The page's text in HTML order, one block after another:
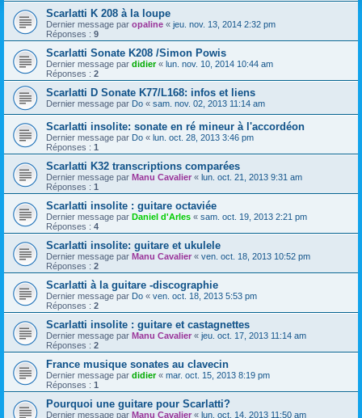
Scarlatti K 208 à la loupe
Dernier message par opaline « jeu. nov. 13, 2014 2:32 pm
Réponses : 9
Scarlatti Sonate K208 /Simon Powis
Dernier message par didier« lun. nov. 10, 2014 10:44 am
Réponses : 2
Scarlatti D Sonate K77/L168: infos et liens
Dernier message par Do « sam. nov. 02, 2013 11:14 am
Scarlatti insolite: sonate en ré mineur à l'accordéon
Dernier message par Do « lun. oct. 28, 2013 3:46 pm
Réponses : 1
Scarlatti K32 transcriptions comparées
Dernier message par Manu Cavalier « lun. oct. 21, 2013 9:31 am
Réponses : 1
Scarlatti insolite : guitare octaviée
Dernier message par Daniel d'Arles « sam. oct. 19, 2013 2:21 pm
Réponses : 4
Scarlatti insolite: guitare et ukulele
Dernier message par Manu Cavalier « ven. oct. 18, 2013 10:52 pm
Réponses : 2
Scarlatti à la guitare -discographie
Dernier message par Do « ven. oct. 18, 2013 5:53 pm
Réponses : 2
Scarlatti insolite : guitare et castagnettes
Dernier message par Manu Cavalier « jeu. oct. 17, 2013 11:14 am
Réponses : 2
France musique sonates au clavecin
Dernier message par didier« mar. oct. 15, 2013 8:19 pm
Réponses : 1
Pourquoi une guitare pour Scarlatti?
Dernier message par Manu Cavalier « lun. oct. 14, 2013 11:50 am